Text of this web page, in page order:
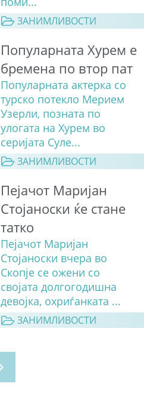
ЗАНИМЛИВОСТИ
Популарната Хурем е
бремена по втор пат
Популарната актерка со
турско потекло Мерием
Узерли, позната по
улогата на Хурем во
серијата Суле...
ЗАНИМЛИВОСТИ
Пејачот Маријан
Стојаноски ќе стане
татко
Пејачот Маријан
Стојаноски вчера во
Скопје се ожени со
својата долгогодишна
девојка, охриѓанката ...
ЗАНИМЛИВОСТИ